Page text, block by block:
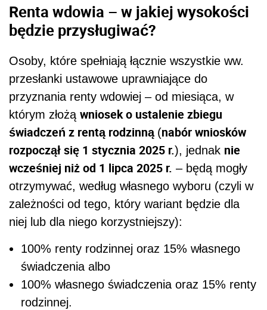
Renta wdowia – w jakiej wysokości
będzie przysługiwać?
Osoby, które spełniają łącznie wszystkie ww.
przesłanki ustawowe uprawniające do
przyznania renty wdowiej – od miesiąca, w
którym złożą wniosek o ustalenie zbiegu
świadczeń z rentą rodzinną (nabór wniosków
rozpoczął się 1 stycznia 2025 r.), jednak nie
wcześniej niż od 1 lipca 2025 r. – będą mogły
otrzymywać, według własnego wyboru (czyli w
zależności od tego, który wariant będzie dla
niej lub dla niego korzystniejszy):
100% renty rodzinnej oraz 15% własnego
świadczenia albo
100% własnego świadczenia oraz 15% renty
rodzinnej.